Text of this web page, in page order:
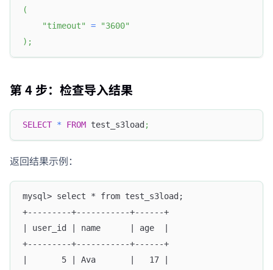
(
"timeout"
=
"3600"
) ;
第 4 步：检查导入结果
SELECT * FROM test_s3load ;
返回结果示例：
mysql> select * from test_s3load;
+---------+-----------+------+
| user_id | name      | age  |
+---------+-----------+------+
|       5 | Ava       |   17 |